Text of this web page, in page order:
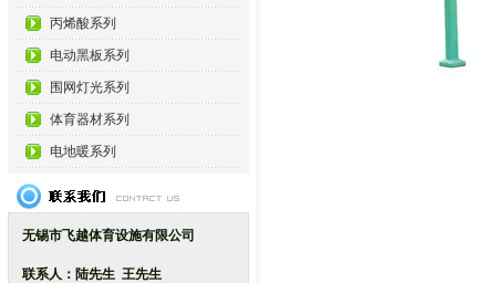
丙烯酸系列
电动黑板系列
围网灯光系列
体育器材系列
电地暖系列
无锡市飞越体育设施有限公司
联系人：陆先生 王先生